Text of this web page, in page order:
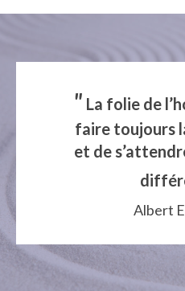
" La folie de
faire toujours
et de
Albert